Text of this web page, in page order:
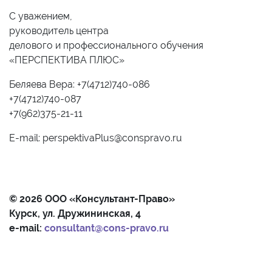
С уважением,
руководитель центра
делового и профессионального обучения
«ПЕРСПЕКТИВА ПЛЮС»
Беляева Вера: +7(4712)740-086
+7(4712)740-087
+7(962)375-21-11
E-mail: perspektivaPlus@conspravo.ru
© 2026 ООО «Консультант-Право»
Курск, ул. Дружининская, 4
e-mail: consultant@cons-pravo.ru